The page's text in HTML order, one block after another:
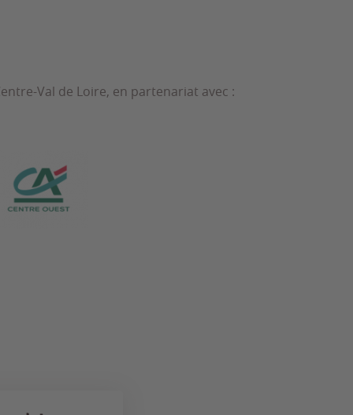
Val de Loire, en partenariat avec :